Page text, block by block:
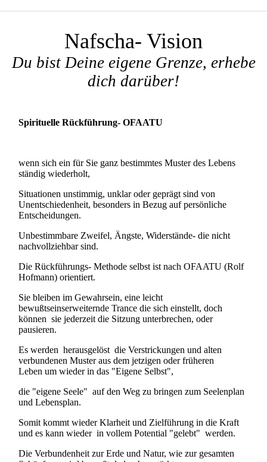
Nafscha- Vision
Du bist Deine eigene Grenze, erhebe
dich darüber!
Spirituelle Rückführung- OFAATU
wenn sich ein für Sie ganz bestimmtes Muster des Lebens
ständig wiederholt,
Situationen unstimmig, unklar oder geprägt sind von
Unentschiedenheit, besonders in Bezug auf persönliche
Entscheidungen.
Unbestimmbare Zweifel, Ängste, Widerstände- die nicht
nachvollziehbar sind.
Die Rückführungs- Methode selbst ist nach OFAATU (Rolf
Hofmann) orientiert.
Sie bleiben im Gewahrsein, eine leicht
bewußtseinserweiternde Trance die sich einstellt, doch
können sie jederzeit die Sitzung unterbrechen, oder
pausieren.
Es werden herausgelöst die Verstrickungen und alten
verbundenen Muster aus dem jetzigen oder früheren
Leben um wieder in das "Eigene Selbst",
die "eigene Seele" auf den Weg zu bringen zum Seelenplan
und Lebensplan.
Somit kommt wieder Klarheit und Zielführung in die Kraft
und es kann wieder in vollem Potential "gelebt" werden.
Die Verbundenheit zur Erde und Natur, wie zur gesamten